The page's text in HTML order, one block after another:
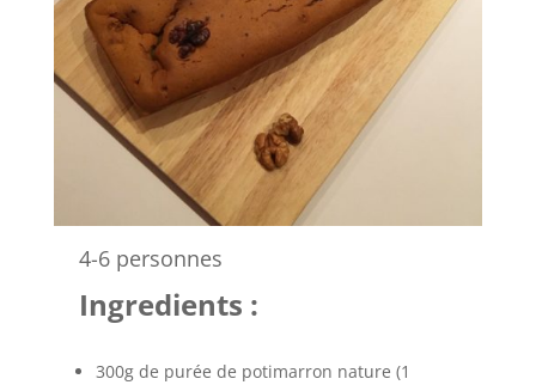
4-6 personnes
Ingredients :
300g de purée de potimarron nature (1